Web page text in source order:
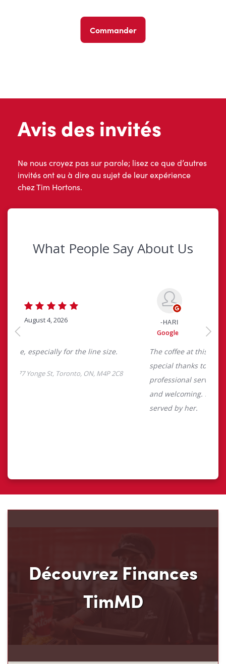
Commander
Avis des invités
Ne nous croyez pas sur parole; lisez ce que d’autres
invités ont eu à dire au sujet de leur expérience
chez Tim Hortons.
Découvrez Finances
TimMD